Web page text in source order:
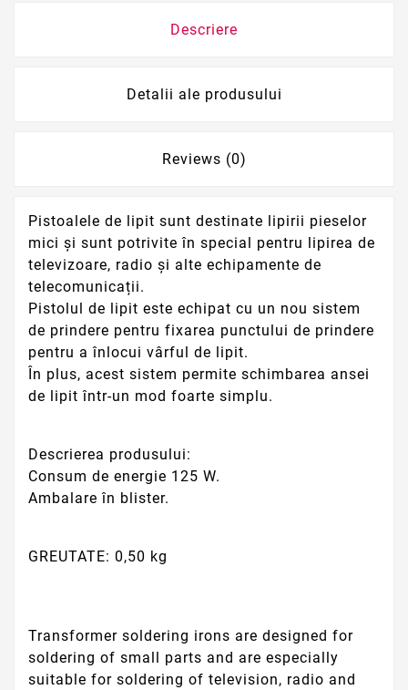
Descriere
Detalii ale produsului
Reviews (0)
Pistoalele de lipit sunt destinate lipirii pieselor
mici și sunt potrivite în special pentru lipirea de
televizoare, radio și alte echipamente de
telecomunicații.
Pistolul de lipit este echipat cu un nou sistem
de prindere pentru fixarea punctului de prindere
pentru a înlocui vârful de lipit.
În plus, acest sistem permite schimbarea ansei
de lipit într-un mod foarte simplu.
Descrierea produsului:
Consum de energie 125 W.
Ambalare în blister.
GREUTATE: 0,50 kg
Transformer soldering irons are designed for
soldering of small parts and are especially
suitable for soldering of television, radio and